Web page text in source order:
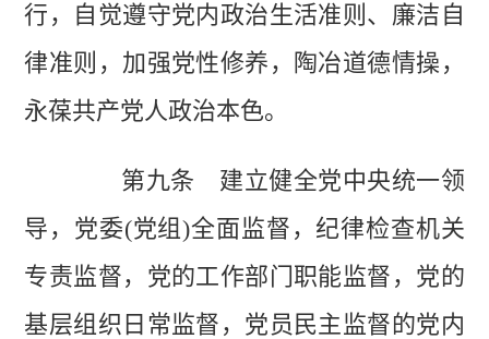
行，自觉遵守党内政治生活准则、廉洁自
律准则，加强党性修养，陶冶道德情操，
永葆共产党人政治本色。
第九条 建立健全党中央统一领
导，党委(党组)全面监督，纪律检查机关
专责监督，党的工作部门职能监督，党的
基层组织日常监督，党员民主监督的党内